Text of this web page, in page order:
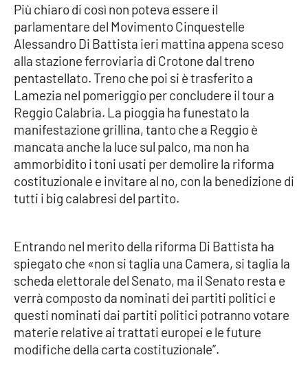
Politica
Sanità
Società
Sport
RUBRICHE
Good Morning Vietnam
Leggendo Alvaro insieme
Imprese Di Calabria
Le perfidie di Antonella Grippo
Più chiaro di così non poteva essere il
parlamentare del Movimento Cinquestelle
Alessandro Di Battista ieri mattina appena sceso
alla stazione ferroviaria di Crotone dal treno
pentastellato. Treno che poi si è trasferito a
Lamezia nel pomeriggio per concludere il tour a
Reggio Calabria. La pioggia ha funestato la
manifestazione grillina, tanto che a Reggio è
mancata anche la luce sul palco, ma non ha
ammorbidito i toni usati per demolire la riforma
costituzionale e invitare al no, con la benedizione di
tutti i big calabresi del partito.
Entrando nel merito della riforma Di Battista ha
spiegato che «non si taglia una Camera, si taglia la
scheda elettorale del Senato, ma il Senato resta e
verrà composto da nominati dei partiti politici e
questi nominati dai partiti politici potranno votare
materie relative ai trattati europei e le future
modifiche della carta costituzionale”.